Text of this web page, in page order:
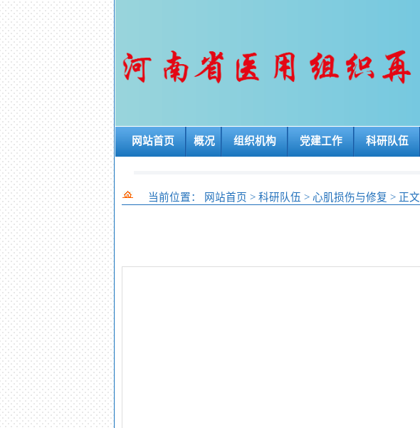
网站首页 概况 组织机构 党建工作 科研队伍
当前位置： 网站首页 > 科研队伍 > 心肌损伤与修复 > 正文